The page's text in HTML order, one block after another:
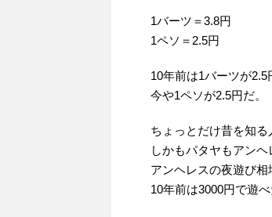
1バーツ＝3.8円
1ペソ＝2.5円
10年前は1バーツが2.5
今や1ペソが2.5円だ。
ちょっとだけ昔を知る
しかもパタヤもアンヘ
アンヘレスの夜遊び相
10年前は3000円で遊べ